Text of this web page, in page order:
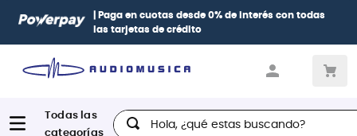
| Paga en cuotas desde 0% de interés con todas
las tarjetas de crédito
Hola, ¿qué estas buscando?